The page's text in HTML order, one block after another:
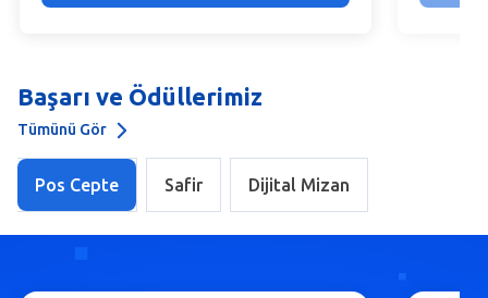
Başarı ve Ödüllerimiz
Tümünü Gör
Pos Cepte Safir Dijital Mizan